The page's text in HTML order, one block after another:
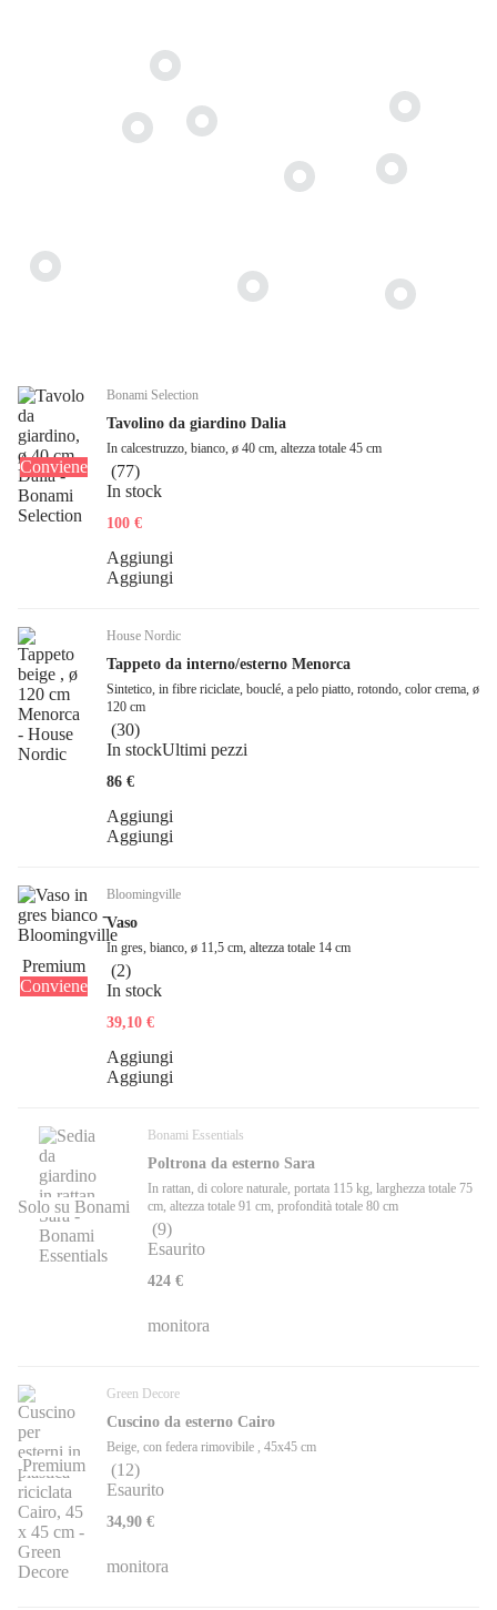
Conviene
Bonami Selection
Tavolino da giardino Dalia
In calcestruzzo, bianco, ø 40 cm, altezza totale 45 cm
(77)
In stock
100 €
Aggiungi
Aggiungi
House Nordic
Tappeto da interno/esterno Menorca
Sintetico, in fibre riciclate, bouclé, a pelo piatto, rotondo, color crema, ø
120 cm
(30)
In stockUltimi pezzi
86 €
Aggiungi
Aggiungi
Premium
Conviene
Bloomingville
Vaso
In gres, bianco, ø 11,5 cm, altezza totale 14 cm
(2)
In stock
39,10 €
Aggiungi
Aggiungi
Solo su Bonami
Bonami Essentials
Poltrona da esterno Sara
In rattan, di colore naturale, portata 115 kg, larghezza totale 75
cm, altezza totale 91 cm, profondità totale 80 cm
(9)
Esaurito
424 €
monitora
Premium
Green Decore
Cuscino da esterno Cairo
Beige, con federa rimovibile , 45x45 cm
(12)
Esaurito
34,90 €
monitora